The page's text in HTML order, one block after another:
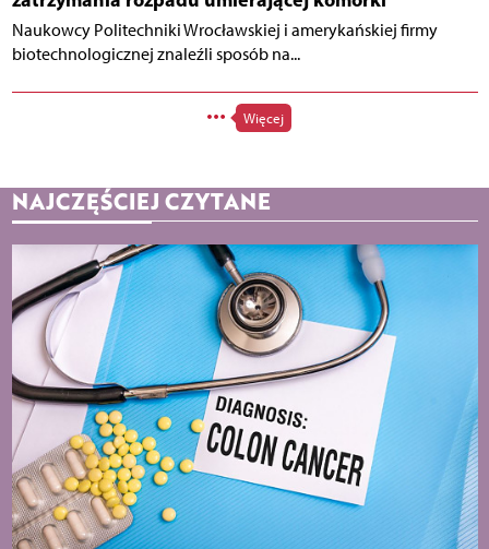
Naukowcy Politechniki Wrocławskiej i amerykańskiej firmy
biotechnologicznej znaleźli sposób na...
Więcej
NAJCZĘŚCIEJ CZYTANE